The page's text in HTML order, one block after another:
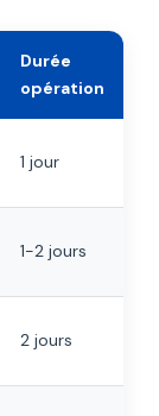
Durée
opération
1 jour
1-2 jours
2 jours